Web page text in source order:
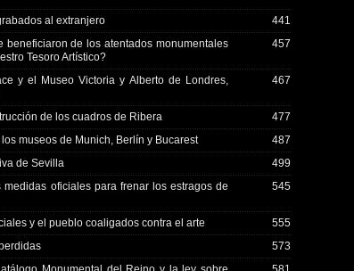
al extranjero
441
beneficiaron de los atentados monumentales
Tesoro Artístico?
457
y el Museo Victoria y Alberto de Londres,
467
de los cuadros de Ribera
477
museos de Munich, Berlín y Bucarest
487
de Sevilla
499
oficiales para frenar los estragos de
545
y el pueblo coaligados contra el arte
555
573